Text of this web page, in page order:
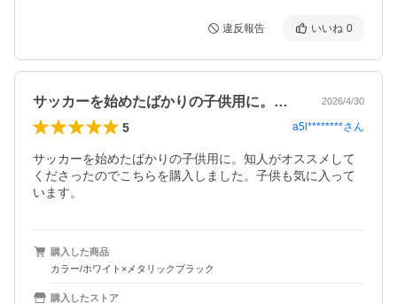
違反報告 いいね 0
サッカーを始めたばかりの子供用に。知人… 2026/4/30
5 a5l********さん
サッカーを始めたばかりの子供用に。知人がオススメして
くださったのでこちらを購入しました。子供も気に入って
います。
購入した商品
カラー/ホワイト×メタリックブラック
購入したストア